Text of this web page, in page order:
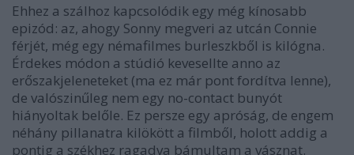
Ehhez a szálhoz kapcsolódik egy még kínosabb
epizód: az, ahogy Sonny megveri az utcán Connie
férjét, még egy némafilmes burleszkből is kilógna.
Érdekes módon a stúdió kevesellte anno az
erőszakjeleneteket (ma ez már pont fordítva lenne),
de valószinűleg nem egy no-contact bunyót
hiányoltak belőle. Ez persze egy apróság, de engem
néhány pillanatra kilökött a filmből, holott addig a
pontig a székhez ragadva bámultam a vásznat.